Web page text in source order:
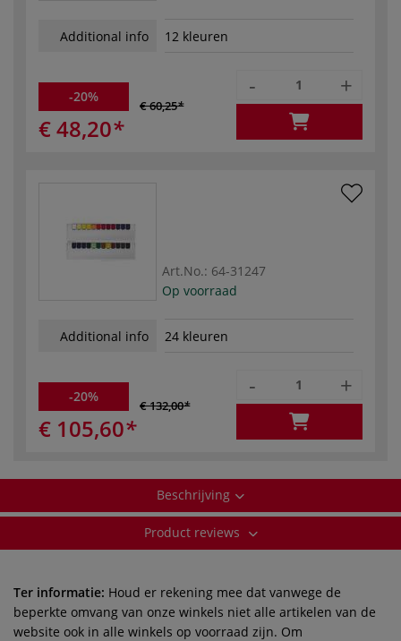
Additional info 12 kleuren
-20%
€ 60,25
€ 48,20
- +
Art.No.: 64-31247
Op voorraad
Additional info 24 kleuren
-20%
€ 132,00
€ 105,60
- +
Beschrijving
Product reviews
Ter informatie: Houd er rekening mee dat vanwege de
beperkte omvang van onze winkels niet alle artikelen van de
website ook in alle winkels op voorraad zijn. Om